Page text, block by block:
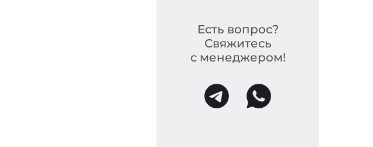
Есть вопрос?
Свяжитесь
с менеджером!